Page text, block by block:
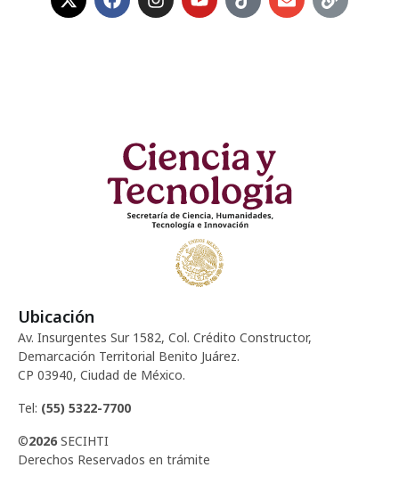
Ubicación
Av. Insurgentes Sur 1582, Col. Crédito Constructor,
Demarcación Territorial Benito Juárez.
CP 03940, Ciudad de México.
Tel: (55) 5322-7700
©2026 SECIHTI
Derechos Reservados en trámite